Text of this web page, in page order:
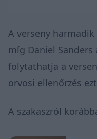
A verseny
míg Daniel
folytathatja a
orvosi ellenőrzés
A szakaszról